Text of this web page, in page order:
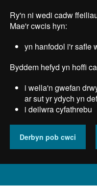
main
Ry'n ni wedi cadw
Mae'r cwcis hyn:
yn hanfodol i'r safle
Byddem hefyd yn hoffi
i wella'n gwefan
ar sut yr ydych yn
i deilwra cyfathrebu
Derbyn pob cwci